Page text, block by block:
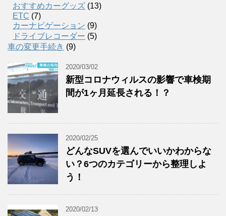
おすすめカーグッズ (13)
ETC (7)
カーナビゲーション (9)
ドライブレコーダー (5)
車の変更手続き (9)
2020/03/02
新型コロナウィルスの影響で車検期
間が1ヶ月延長される！？
2020/02/25
どんなSUVを選んでいいかわからな
い？6つのカテゴリーから整理しよ
う！
2020/02/13